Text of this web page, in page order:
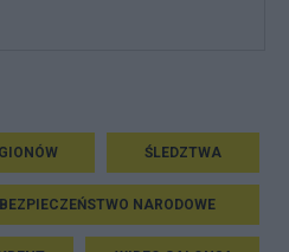
ŚLEDZTWA
BEZPIECZEŃSTWO NARODOWE